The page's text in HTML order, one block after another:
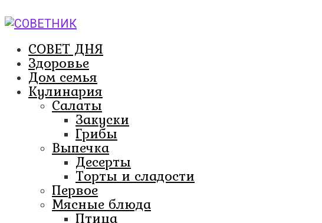
к
СОВЕТ ДНЯ
Здоровье
Дом семья
Кулинария
Салаты
Закуски
Грибы
Выпечка
Десерты
Торты и сладости
Первое
Мясные блюда
Птица